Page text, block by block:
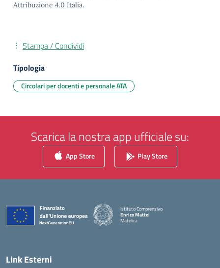
Attribuzione 4.0 Italia.
Stampa / Condividi
Tipologia
Circolari per docenti e personale ATA
Scarica la nostra app ufficiale su:
App Store Play Store
Istituto Comprensivo
Enrico Mattei
Matelica
Link Esterni